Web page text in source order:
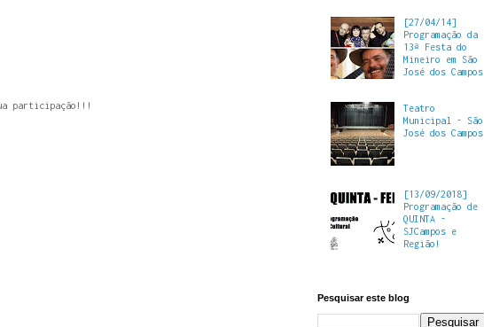
participação!!!
[27/04/14]
Programação da
13ª Festa do
Mineiro em São
José dos Campos
Teatro
Municipal - São
José dos Campos
[13/09/2018]
Programação de
QUINTA -
SJCampos e
Região!
Pesquisar este blog